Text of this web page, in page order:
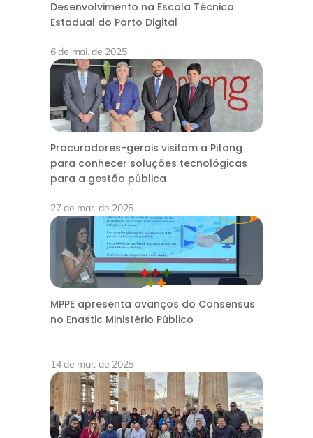
Desenvolvimento na Escola Técnica
Estadual do Porto Digital
6 de mai. de 2025
Procuradores-gerais visitam a Pitang
para conhecer soluções tecnológicas
para a gestão pública
27 de mar. de 2025
MPPE apresenta avanços do Consensus
no Enastic Ministério Público
14 de mar. de 2025